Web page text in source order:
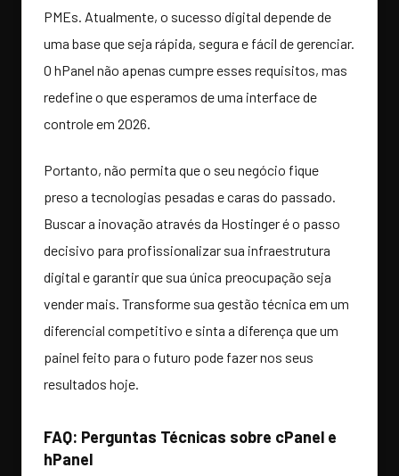
PMEs. Atualmente, o sucesso digital depende de
uma base que seja rápida, segura e fácil de gerenciar.
O hPanel não apenas cumpre esses requisitos, mas
redefine o que esperamos de uma interface de
controle em 2026.
Portanto, não permita que o seu negócio fique
preso a tecnologias pesadas e caras do passado.
Buscar a inovação através da Hostinger é o passo
decisivo para profissionalizar sua infraestrutura
digital e garantir que sua única preocupação seja
vender mais. Transforme sua gestão técnica em um
diferencial competitivo e sinta a diferença que um
painel feito para o futuro pode fazer nos seus
resultados hoje.
FAQ: Perguntas Técnicas sobre cPanel e
hPanel